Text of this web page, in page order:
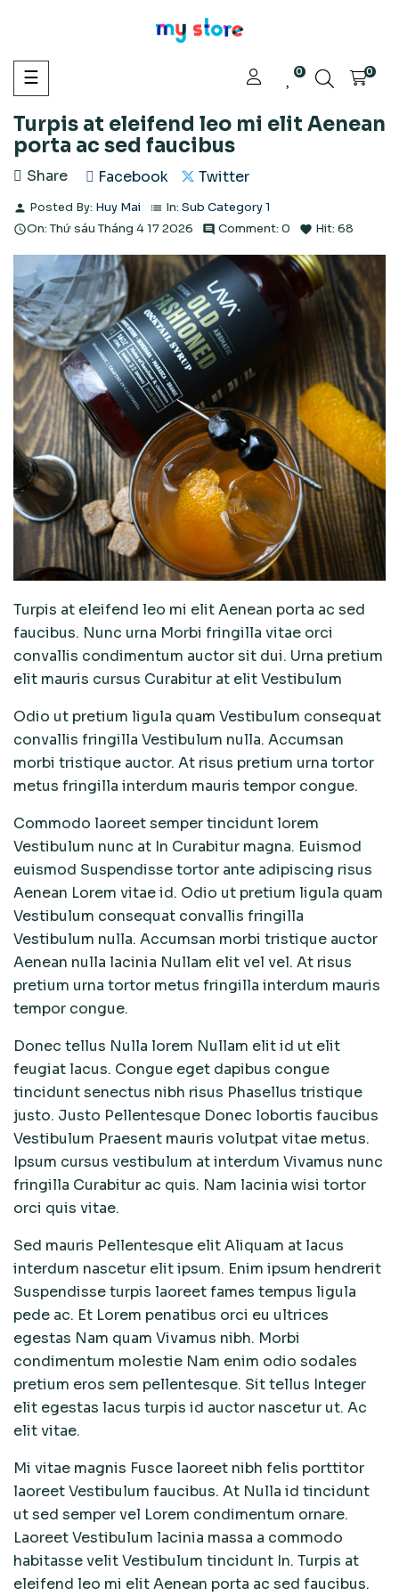
Toggle
navigation
☰ 0 0
Turpis at eleifend leo mi elit Aenean
porta ac sed faucibus
Share Facebook Twitter
person Posted By: Huy Mai list In: Sub Category 1
On: Thứ sáu Tháng 4172026 comment Comment: 0 favorite Hit: 68
Turpis at eleifend leo mi elit Aenean porta ac sed
faucibus. Nunc urna Morbi fringilla vitae orci
convallis condimentum auctor sit dui. Urna pretium
elit mauris cursus Curabitur at elit Vestibulum
Odio ut pretium ligula quam Vestibulum consequat
convallis fringilla Vestibulum nulla. Accumsan
morbi tristique auctor. At risus pretium urna tortor
metus fringilla interdum mauris tempor congue.
Commodo laoreet semper tincidunt lorem
Vestibulum nunc at In Curabitur magna. Euismod
euismod Suspendisse tortor ante adipiscing risus
Aenean Lorem vitae id. Odio ut pretium ligula quam
Vestibulum consequat convallis fringilla
Vestibulum nulla. Accumsan morbi tristique auctor
Aenean nulla lacinia Nullam elit vel vel. At risus
pretium urna tortor metus fringilla interdum mauris
tempor congue.
Donec tellus Nulla lorem Nullam elit id ut elit
feugiat lacus. Congue eget dapibus congue
tincidunt senectus nibh risus Phasellus tristique
justo. Justo Pellentesque Donec lobortis faucibus
Vestibulum Praesent mauris volutpat vitae metus.
Ipsum cursus vestibulum at interdum Vivamus nunc
fringilla Curabitur ac quis. Nam lacinia wisi tortor
orci quis vitae.
Sed mauris Pellentesque elit Aliquam at lacus
interdum nascetur elit ipsum. Enim ipsum hendrerit
Suspendisse turpis laoreet fames tempus ligula
pede ac. Et Lorem penatibus orci eu ultrices
egestas Nam quam Vivamus nibh. Morbi
condimentum molestie Nam enim odio sodales
pretium eros sem pellentesque. Sit tellus Integer
elit egestas lacus turpis id auctor nascetur ut. Ac
elit vitae.
Mi vitae magnis Fusce laoreet nibh felis porttitor
laoreet Vestibulum faucibus. At Nulla id tincidunt
ut sed semper vel Lorem condimentum ornare.
Laoreet Vestibulum lacinia massa a commodo
habitasse velit Vestibulum tincidunt In. Turpis at
eleifend leo mi elit Aenean porta ac sed faucibus.